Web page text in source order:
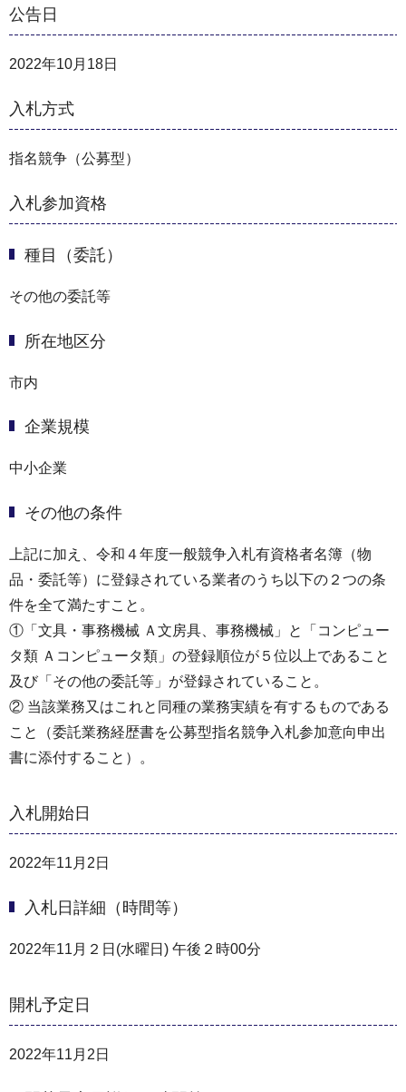
公告日
2022年10月18日
入札方式
指名競争（公募型）
入札参加資格
種目（委託）
その他の委託等
所在地区分
市内
企業規模
中小企業
その他の条件
上記に加え、令和４年度一般競争入札有資格者名簿（物
品・委託等）に登録されている業者のうち以下の２つの条
件を全て満たすこと。
①「文具・事務機械 Ａ文房具、事務機械」と「コンピュー
タ類 Ａコンピュータ類」の登録順位が５位以上であること
及び「その他の委託等」が登録されていること。
② 当該業務又はこれと同種の業務実績を有するものである
こと（委託業務経歴書を公募型指名競争入札参加意向申出
書に添付すること）。
入札開始日
2022年11月2日
入札日詳細（時間等）
2022年11月２日(水曜日) 午後２時00分
開札予定日
2022年11月2日